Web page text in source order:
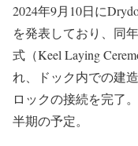
2024年9月10日に
を発表しており、同
式（Keel Laying
れ、ドック内での建
ロックの接続を完了
半期の予定。